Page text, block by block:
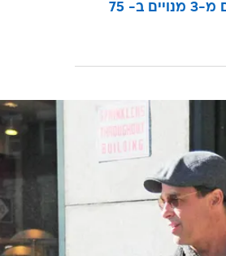
עוברים עכשיו לוואלה מובייל ונהנים מ-3 מנויים ב- 75